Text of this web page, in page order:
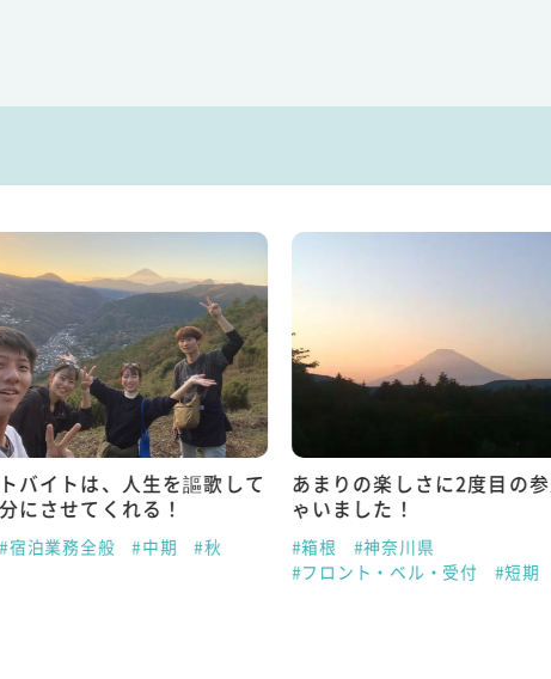
バイトは、人生を謳歌して
にさせてくれる！
#宿泊業務全般 #中期 #秋
あまりの楽しさに2度目の
ゃいました！
#箱根
#神奈川県
#フロント・ベル・受付
#短期